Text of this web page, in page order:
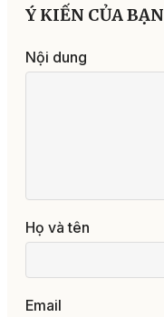
Ý KIẾN CỦA BẠN
Nội dung
Họ và tên
Email